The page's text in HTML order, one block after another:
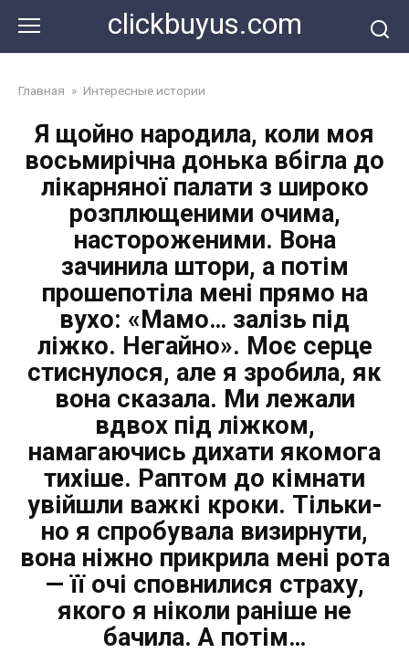
контенту
clickbuyus.com
Главная » Интересные истории
Я щойно народила, коли моя
восьмирічна донька вбігла до
лікарняної палати з широко
розплющеними очима,
настороженими. Вона
зачинила штори, а потім
прошепотіла мені прямо на
вухо: «Мамо… залізь під
ліжко. Негайно». Моє серце
стиснулося, але я зробила, як
вона сказала. Ми лежали
вдвох під ліжком,
намагаючись дихати якомога
тихіше. Раптом до кімнати
увійшли важкі кроки. Тільки-
но я спробувала визирнути,
вона ніжно прикрила мені рота
— її очі сповнилися страху,
якого я ніколи раніше не
бачила. А потім…